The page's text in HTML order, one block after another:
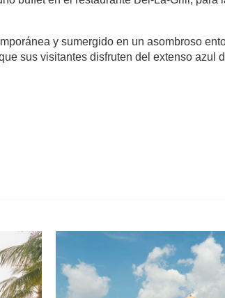
y sumergido en un asombroso
sus visitantes disfruten del extenso